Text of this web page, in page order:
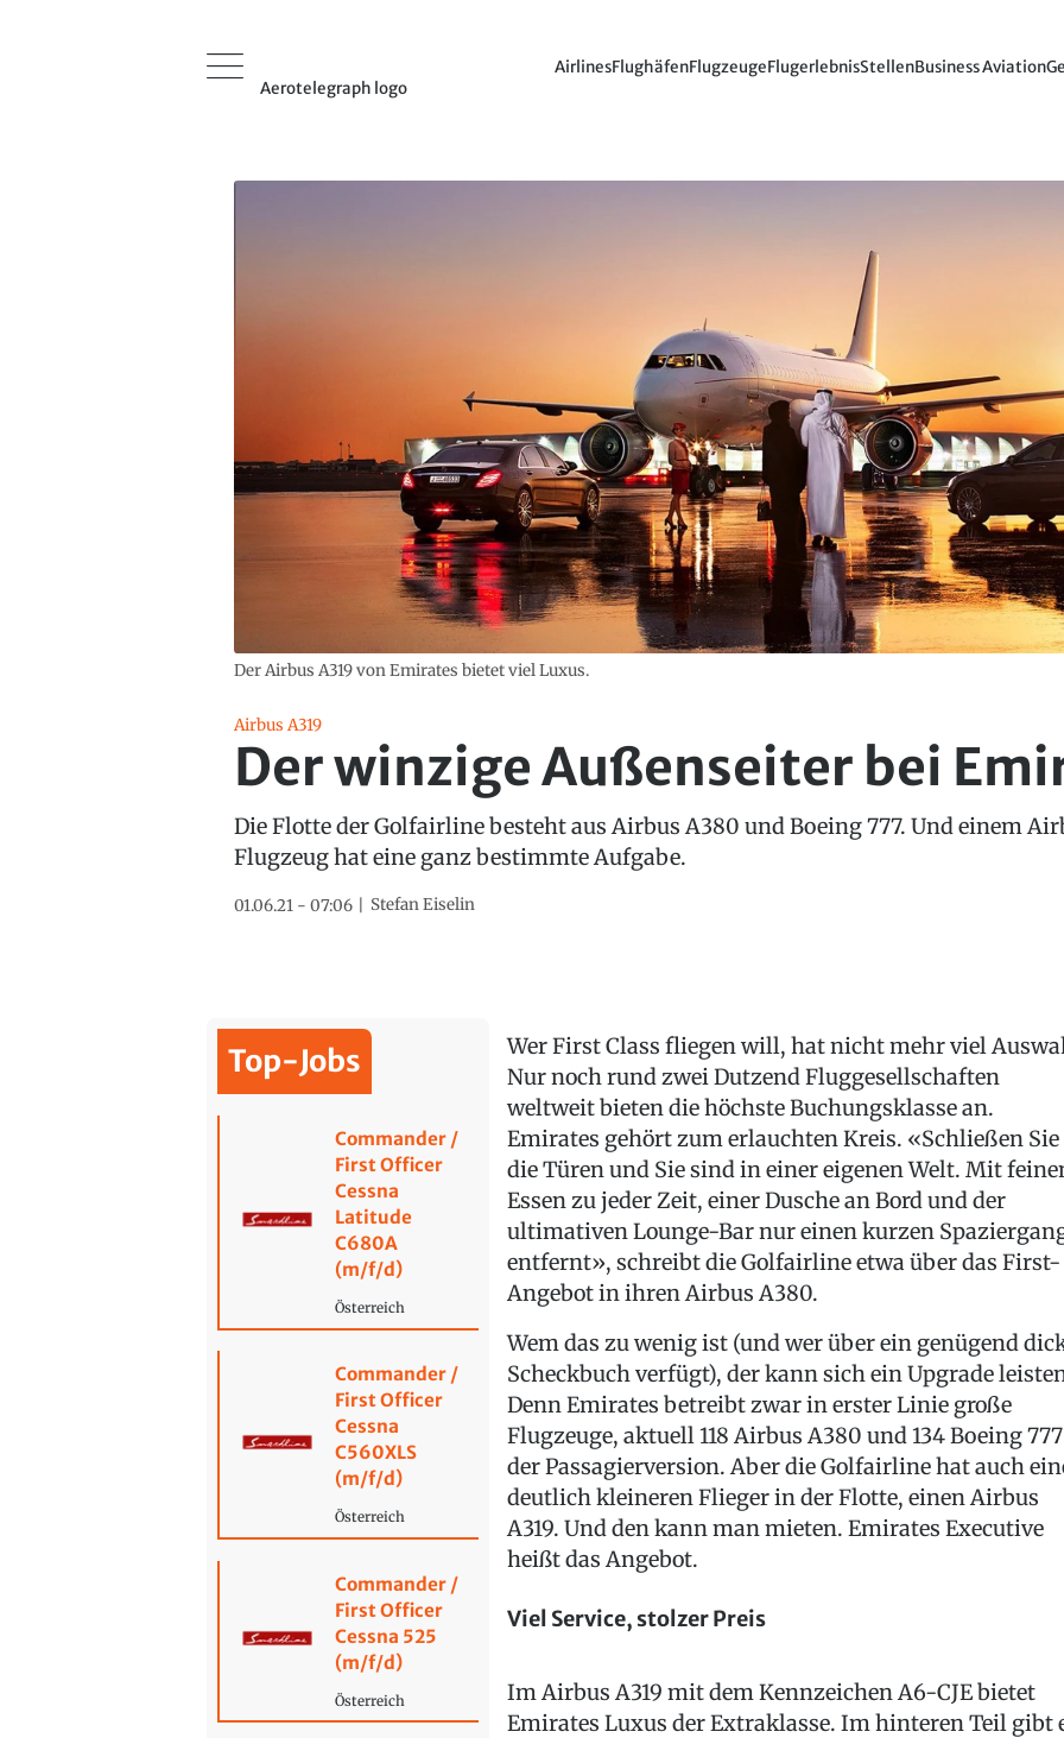
Aerotelegraph logo
AirlinesFlughäfenFlugzeugeFlugerlebnisStellenBusiness Aviation
Der Airbus A319 von Emirates bietet viel Luxus.
Airbus A319
Der winzige Außenseiter bei
Die Flotte der Golfairline besteht aus Airbus A380 und Boeing 777. Und einem
Flugzeug hat eine ganz bestimmte Aufgabe.
01.06.21 - 07:06 Stefan Eiselin
Top-Jobs
Commander /
First Officer
Cessna
Latitude
C680A
(m/f/d)
Österreich
Commander /
First Officer
Cessna
C560XLS
(m/f/d)
Österreich
Commander /
First Officer
Cessna 525
(m/f/d)
Österreich
Wer First Class fliegen will, hat nicht mehr viel
Nur noch rund zwei Dutzend Fluggesellschaften
weltweit bieten die höchste Buchungsklasse an.
Emirates gehört zum erlauchten Kreis. «Schließen Sie
die Türen und Sie sind in einer eigenen Welt. Mit
Essen zu jeder Zeit, einer Dusche an Bord und der
ultimativen Lounge-Bar nur einen kurzen
entfernt», schreibt die Golfairline etwa über das First-
Angebot in ihren Airbus A380.
Wem das zu wenig ist (und wer über ein genügend
Scheckbuch verfügt), der kann sich ein Upgrade
Denn Emirates betreibt zwar in erster Linie große
Flugzeuge, aktuell 118 Airbus A380 und 134 Boeing
der Passagierversion. Aber die Golfairline hat auch
deutlich kleineren Flieger in der Flotte, einen Airbus
A319. Und den kann man mieten. Emirates Executive
heißt das Angebot.
Viel Service, stolzer Preis
Im Airbus A319 mit dem Kennzeichen A6-CJE bietet
Emirates Luxus der Extraklasse. Im hinteren Teil gibt